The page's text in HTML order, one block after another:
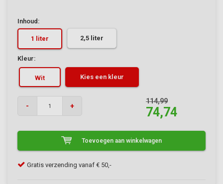
Inhoud:
1 liter 2,5 liter
Kleur:
Wit Kies een kleur
- +
114,99
74,74
Toevoegen aan winkelwagen
Gratis verzending vanaf € 50,-